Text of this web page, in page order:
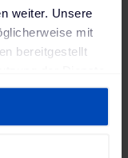
weiter. Unsere
mit
bereitgestellt
findest du in